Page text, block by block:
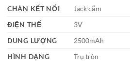
CHÂN KẾT NỐI
Jack cắm
ĐIỆN THẾ
3V
DUNG LƯỢNG
2500mAh
HÌNH DẠNG
Trụ tròn